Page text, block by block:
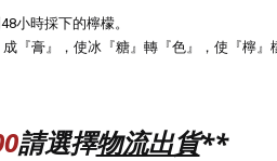
小時採下的檸檬。
『膏』，使冰『糖』轉『色』，使『檸』
請選擇物流出貨**